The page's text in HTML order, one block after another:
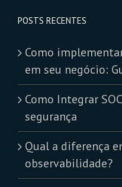
POSTS RECENTES
Como
em seu negócio:
Como Integrar
segurança
Qual a diferença
observabilidade?